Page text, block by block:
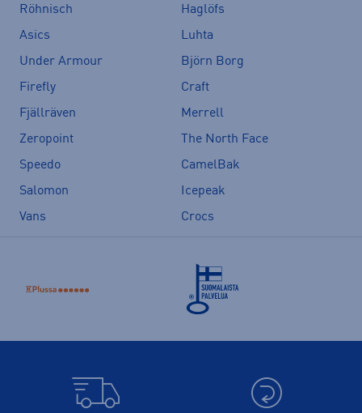
Röhnisch
Haglöfs
Asics
Luhta
Under Armour
Björn Borg
Firefly
Craft
Fjällräven
Merrell
Zeropoint
The North Face
Speedo
CamelBak
Salomon
Icepeak
Vans
Crocs